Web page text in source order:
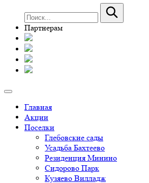
Партнерам
Главная
Акции
Поселки
Глебовские сады
Усадьба Бахтеево
Резиденция Минино
Сидорово Парк
Кузяево Вилладж